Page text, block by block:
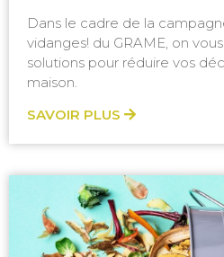
Dans le cadre de la
vidanges! du GRAME, on
solutions pour réduire vos
maison.
SAVOIR PLUS